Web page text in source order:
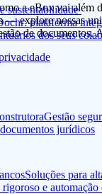
sustentabilidade
plataforma
dos seus
a eBox vai além
— explore nossas
de documentos.
Gestão
jurídicos
Soluções para
e automação